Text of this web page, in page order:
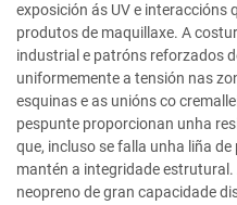
exposición ás UV e interaccións
produtos de maquillaxe. A
industrial e patróns reforzados
uniformemente a tensión nas
esquinas e as unións co
pespunte proporcionan unha
que, incluso se falla unha liña
mantén a integridade
neopreno de gran capacidade